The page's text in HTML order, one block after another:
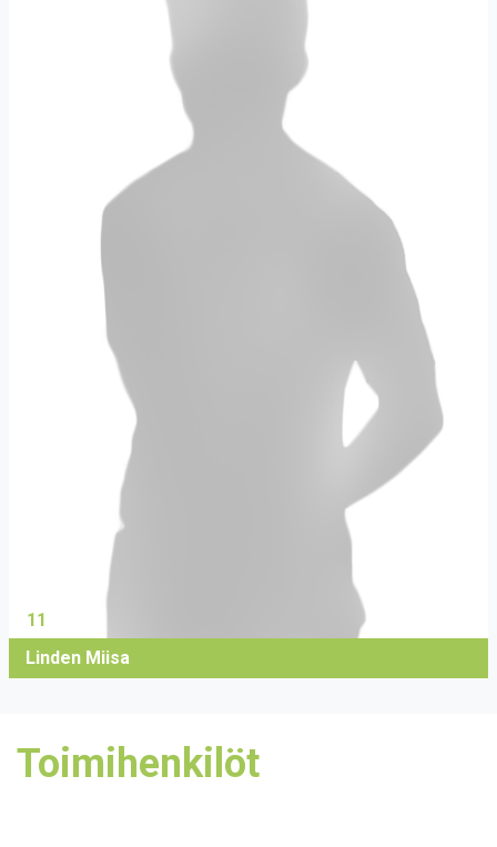
11
Linden Miisa
Toimihenkilöt